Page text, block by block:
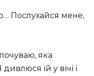
Послухайся мене,
яка
їй у вічі і